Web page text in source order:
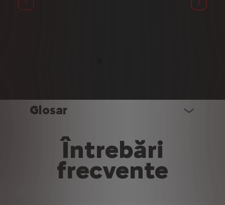
Précédent
Glosar
Întrebări
frecvente